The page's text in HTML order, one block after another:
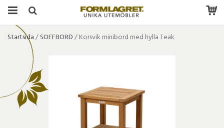
Startsida/SOFFBORD/Korsvik minibord med hylla Teak